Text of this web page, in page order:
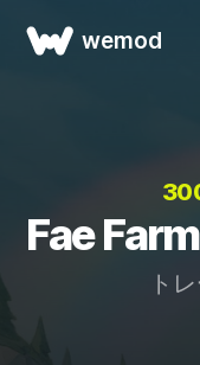
wemod
Fae
ト